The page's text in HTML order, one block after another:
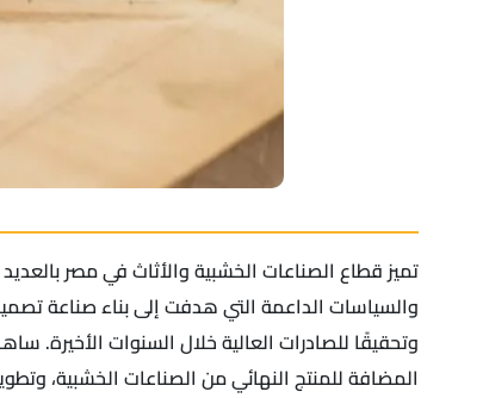
تميز قطاع الصناعات الخشبية والأثاث في مصر
والسياسات الداعمة التي هدفت إلى بناء صناعة
وتحقيقًا للصادرات العالية خلال السنوات الأخيرة.
المضافة للمنتج النهائي من الصناعات الخشبية،